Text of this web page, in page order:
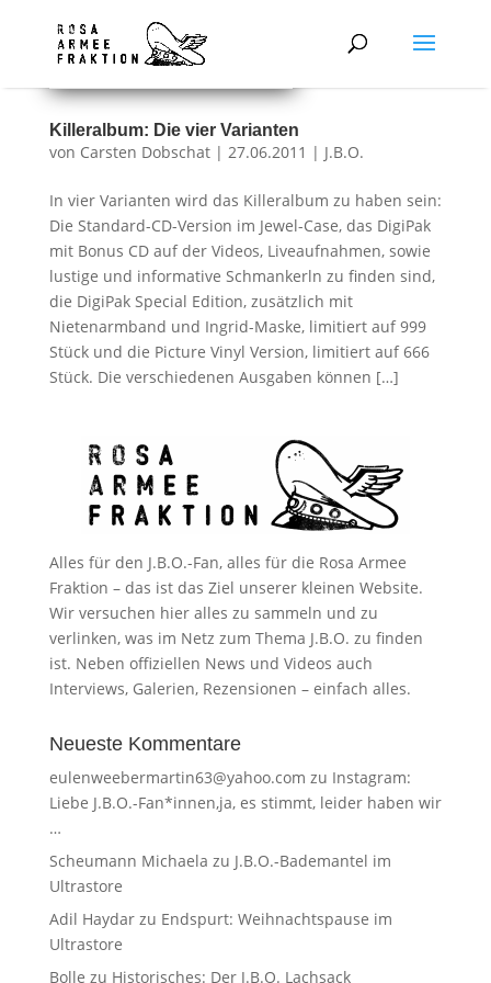
Killeralbum: Die vier Varianten
von Carsten Dobschat| 27.06.2011 | J.B.O.
In vier Varianten wird das Killeralbum zu haben sein:
Die Standard-CD-Version im Jewel-Case, das DigiPak
mit Bonus CD auf der Videos, Liveaufnahmen, sowie
lustige und informative Schmankerln zu finden sind,
die DigiPak Special Edition, zusätzlich mit
Nietenarmband und Ingrid-Maske, limitiert auf 999
Stück und die Picture Vinyl Version, limitiert auf 666
Stück. Die verschiedenen Ausgaben können […]
Alles für den J.B.O.-Fan, alles für die Rosa Armee
Fraktion – das ist das Ziel unserer kleinen Website.
Wir versuchen hier alles zu sammeln und zu
verlinken, was im Netz zum Thema J.B.O. zu finden
ist. Neben offiziellen News und Videos auch
Interviews, Galerien, Rezensionen – einfach alles.
Neueste Kommentare
eulenweebermartin63@yahoo.com zu Instagram:
Liebe J.B.O.-Fan*innen,ja, es stimmt, leider haben wir
…
Scheumann Michaela zu J.B.O.-Bademantel im
Ultrastore
Adil Haydarzu Endspurt: Weihnachtspause im
Ultrastore
Bolle zu Historisches: Der J.B.O. Lachsack